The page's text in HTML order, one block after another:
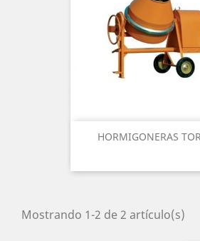
HORMIGONERAS
Mostrando 1-2 de 2 artículo(s)